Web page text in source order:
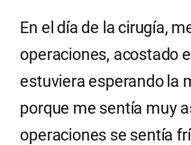
En el día de la cirugía,
operaciones, acostado
estuviera esperando la
porque me sentía muy
operaciones se sentía